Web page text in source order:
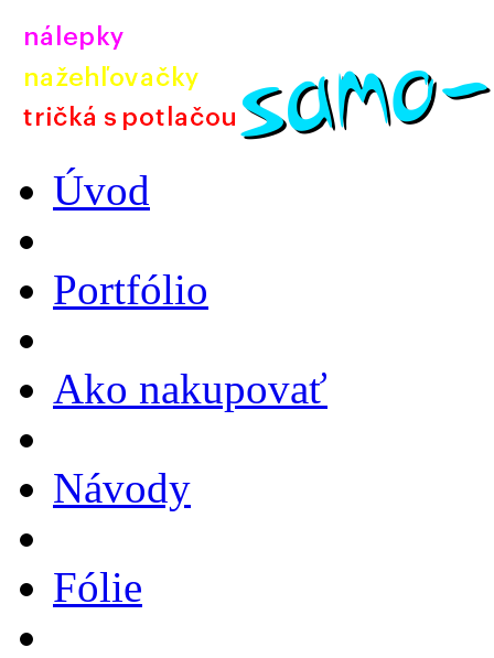
Úvod
Portfólio
Ako nakupovať
Návody
Fólie